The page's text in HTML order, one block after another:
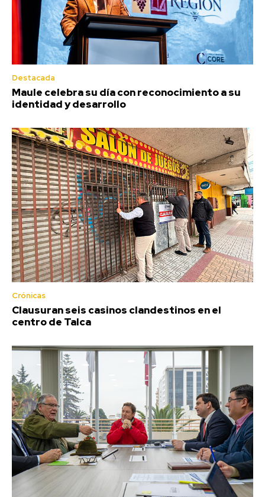
Destacada
Maule celebra su día con reconocimiento a su
identidad y desarrollo
Crónicas
Clausuran seis casinos clandestinos en el
centro de Talca